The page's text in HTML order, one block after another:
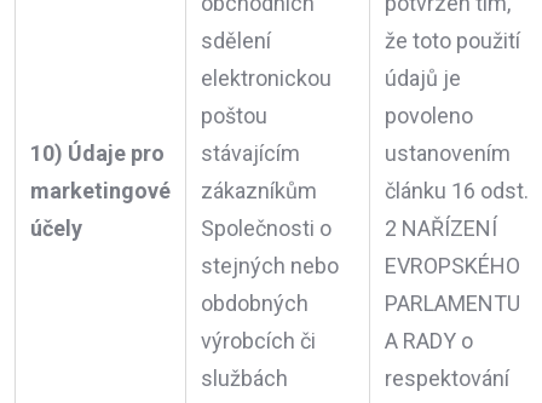
10) Údaje pro
marketingové
účely
sdělení
elektronickou
poštou
stávajícím
zákazníkům
Společnosti o
stejných nebo
obdobných
výrobcích či
službách
že toto použití
údajů je
povoleno
ustanovením
článku 16 odst.
2 NAŘÍZENÍ
EVROPSKÉHO
PARLAMENTU
A RADY o
respektování